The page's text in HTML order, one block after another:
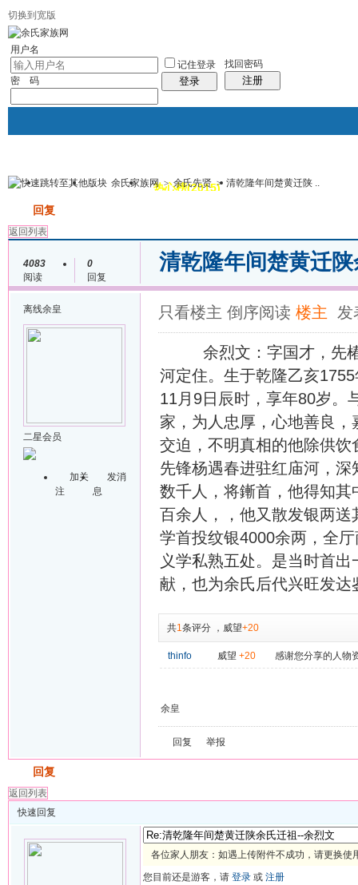
切换到宽版
用户名
密 码
记住登录
登录
找回密码
注册
我的 讨论区 热心榜(2015) 风采堂
余氏家族网 > 余氏先贤 > 清乾隆年间楚黄迁陕 ..
回复
返回列表
4083
阅读
0
回复
清乾隆年间楚黄迁
离线余皇
二星会员
加关
注
发消
息
只看楼主 倒序阅读 楼主 发
余烈文：字国才，先椿
河定住。生于乾隆乙亥
11月9日辰时，享年80岁。
家，为人忠厚，心地善良
交迫，不明真相的他除供
先锋杨遇春进驻红庙河，
数千人，将鏩首，他得知
百余人，，他又散发银两
学首投纹银4000余两，全
义学私熟五处。是当时首
献，也为余氏后代兴旺发达
共1条评分 ， 威望+20
thinfo 威望 +20 感谢您分享的人物
余皇
回复 举报
回复
返回列表
快速回复
各位家人朋友：如遇上传附件不成功，请更换使
您目前还是游客，请 登录 或 注册